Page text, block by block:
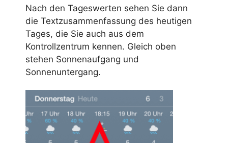
Nach den Tageswerten sehen Sie dann
die Textzusammenfassung des heutigen
Tages, die Sie auch aus dem
Kontrollzentrum kennen. Gleich oben
stehen Sonnenaufgang und
Sonnenuntergang.